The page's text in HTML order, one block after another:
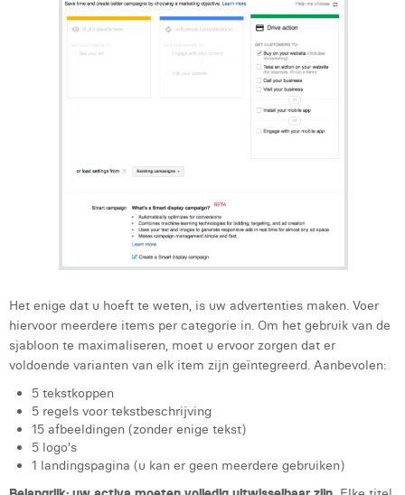
Thomas Kurevic
Thomas Riis
Yaël Vanhoe
Het enige dat u hoeft te weten, is uw advertenties maken. Voer
hiervoor meerdere items per categorie in. Om het gebruik van de
sjabloon te maximaliseren, moet u ervoor zorgen dat er
voldoende varianten van elk item zijn geïntegreerd. Aanbevolen:
5 tekstkoppen
5 regels voor tekstbeschrijving
15 afbeeldingen (zonder enige tekst)
5 logo's
1 landingspagina (u kan er geen meerdere gebruiken)